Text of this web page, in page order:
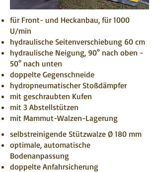
für Front- und Heckanbau, für 1000
U/min
hydraulische Seitenverschiebung 60 cm
hydraulische Neigung, 90° nach oben -
50° nach unten
doppelte Gegenschneide
hydropneumatischer Stoßdämpfer
mit geschraubten Kufen
mit 3 Abstellstützen
mit Mammut-Walzen-Lagerung
selbstreinigende Stützwalze Ø 180 mm
optimale, automatische
Bodenanpassung
doppelte Anfahrsicherung